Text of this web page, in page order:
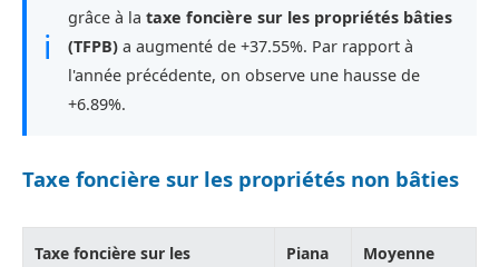
ℹ
grâce à la taxe foncière sur les propriétés bâties
(TFPB) a augmenté de +37.55%. Par rapport à
l'année précédente, on observe une hausse de
+6.89%.
Taxe foncière sur les propriétés non bâties
Taxe foncière sur les Piana Moyenne